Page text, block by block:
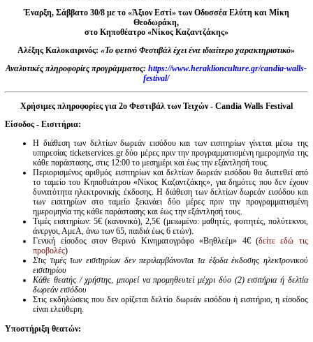
Έναρξη, Σάββατο 30/8 με το «Άξιον Εστί» των Οδυσσέα Ελύτη και Μίκη
Θεοδωράκη,
στο Κηποθέατρο «Νίκος Καζαντζάκης»
Αλέξης Καλοκαιρινός:«Το φετινό Φεστιβάλ έχει ένα ιδιαίτερο χαρακτηριστικό»
Αναλυτικές πληροφορίες προγράμματος:https://www.heraklionculture.gr/candia-walls-
festival/
Χρήσιμες πληροφορίες για 2ο Φεστιβάλ των Τειχών - Candia Walls Festival
Είσοδος - Εισιτήρια:
Η διάθεση των δελτίων δωρεάν εισόδου και των εισιτηρίων γίνεται μέσω της
υπηρεσίας ticketservices.gr δύο μέρες πριν την προγραμματισμένη ημερομηνία της
κάθε παράστασης, στις 12:00 το μεσημέρι και έως την εξάντλησή τους.
Περιορισμένος αριθμός εισιτηρίων και δελτίων δωρεάν εισόδου θα διατεθεί από
το ταμείο του Κηποθεάτρου «Νίκος Καζαντζάκης», για δημότες που δεν έχουν
δυνατότητα ηλεκτρονικής έκδοσης. Η διάθεση των δελτίων δωρεάν εισόδου και
των εισιτηρίων στο ταμείο ξεκινάει δύο μέρες πριν την προγραμματισμένη
ημερομηνία της κάθε παράστασης και έως την εξάντλησή τους.
Τιμές εισιτηρίων: 5€ (κανονικό), 2,5€ (μειωμένο: μαθητές, φοιτητές, πολύτεκνοι,
άνεργοι, ΑμεΑ, άνω των 65, παιδιά έως 6 ετών).
Γενική είσοδος στον Θερινό Κινηματογράφο «Βηθλεέμ» 4€ (δείτε εδώ τις
προβολές)
Στις τιμές των εισιτηρίων δεν περιλαμβάνονται τα έξοδα έκδοσης ηλεκτρονικού
εισιτηρίου
Κάθε θεατής / χρήστης, μπορεί να προμηθευτεί μέχρι δύο (2) εισιτήρια ή δελτία
δωρεάν εισόδου
Στις εκδηλώσεις που δεν ορίζεται δελτίο δωρεάν εισόδου ή εισιτήριο, η είσοδος
είναι ελεύθερη.
Υποστήριξη θεατών: